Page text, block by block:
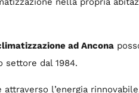
ad Ancona
settore dal 1984.
l’energia